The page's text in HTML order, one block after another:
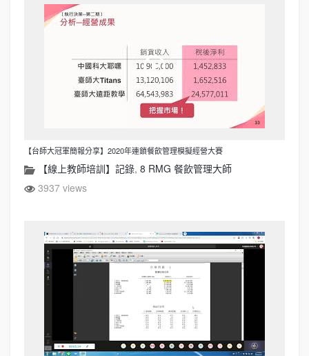
【台師大冠軍簡報分享】2020年連鎖餐飲管理模擬經營大賽
【線上教師培訓】記錄, 8 RMG 餐飲管理大師
3937 views